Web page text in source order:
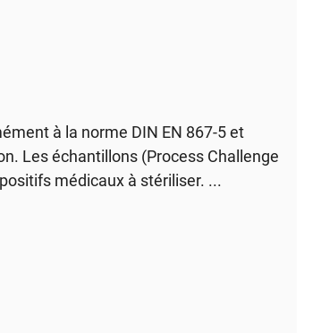
à la norme DIN EN 867-5 et
Les échantillons (Process Challenge
médicaux à stériliser. ...